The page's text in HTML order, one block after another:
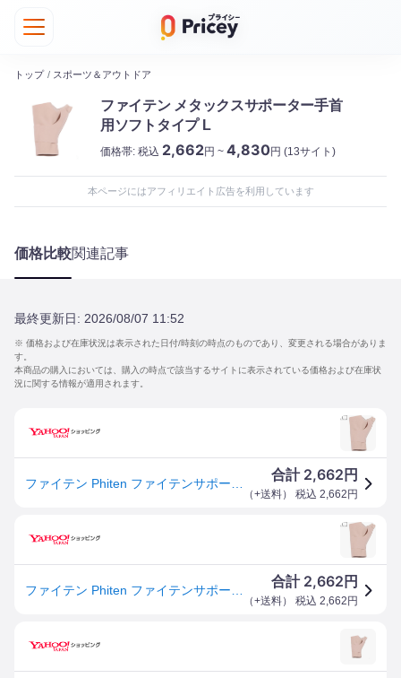
トップ / スポーツ＆アウトドア
ファイテン メタックスサポーター手首
用ソフトタイプ L
価格帯: 税込 2,662円 ~ 4,830円 (13サイト)
本ページにはアフィリエイト広告を利用しています
価格比較関連記事
最終更新日: 2026/08/07 11:52
※ 価格および在庫状況は表示された日付/時刻の時点のものであり、変更される場合がありま
す。
本商品の購入においては、購入の時点で該当するサイトに表示されている価格および在庫状
況に関する情報が適用されます。
合計 2,662 円
（+送料） 税込 2,662 円
合計 2,662 円
（+送料） 税込 2,662 円